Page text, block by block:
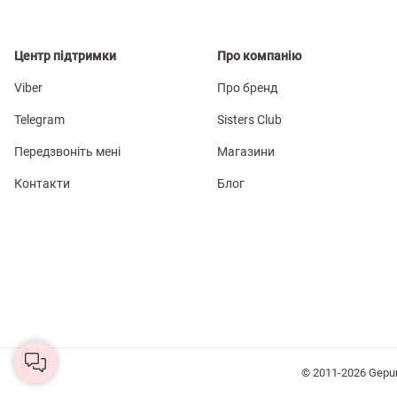
Центр підтримки
Viber
Telegram
Передзвоніть мені
Контакти
Про компанію
Про бренд
Sisters Club
Магазини
Блог
© 2011-2026